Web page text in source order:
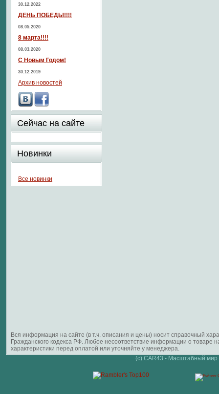
30.12.2022
ДЕНЬ ПОБЕДЫ!!!!
08.05.2020
8 марта!!!!
08.03.2020
С Новым Годом!
30.12.2019
Архив новостей
Сейчас на сайте
Новинки
Все новинки
Вся информация на сайте (в т.ч. описания и цены) носит справочный
Гражданского кодекса РФ. Любое несоответствие информации о
характеристики перед оплатой или уточняйте у менеджера.
(c) CAR43 - Масштабный мир